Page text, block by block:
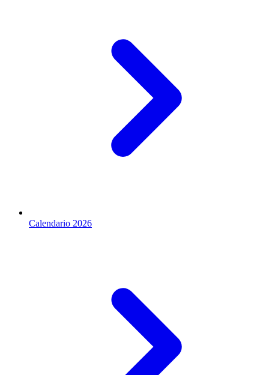
Calendario 2026